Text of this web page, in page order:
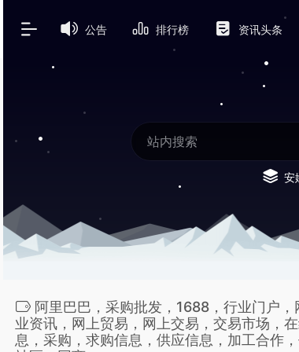
公告 排行榜 资讯头条
安
阿里巴巴，采购批发，1688，行业门户
业资讯，网上贸易，网上交易，交易市场，
息，采购，求购信息，供应信息，加工合作